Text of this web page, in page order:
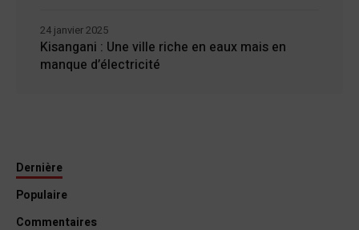
Kisangani : Une ville riche en eaux mais en
manque d’électricité
24 janvier 2025
Dernière
Populaire
Commentaires